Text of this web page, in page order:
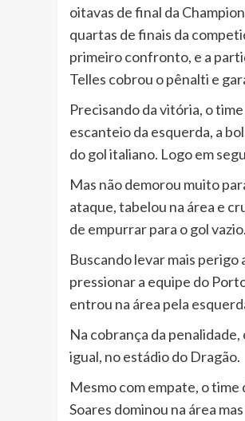
oitavas de final da
quartas de finais da
primeiro confronto, e a
Telles cobrou o pênalti e
Precisando da vitória, o
escanteio da esquerda, a
do gol italiano. Logo em
Mas não demorou muito
ataque, tabelou na área e
de empurrar para o gol vazio.
Buscando levar mais perigo
pressionar a equipe do
entrou na área pela
Na cobrança da
igual, no estádio do Dragão.
Mesmo com empate, o
Soares dominou na área